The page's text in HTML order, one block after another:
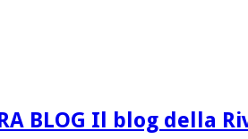
BLOG Il blog della